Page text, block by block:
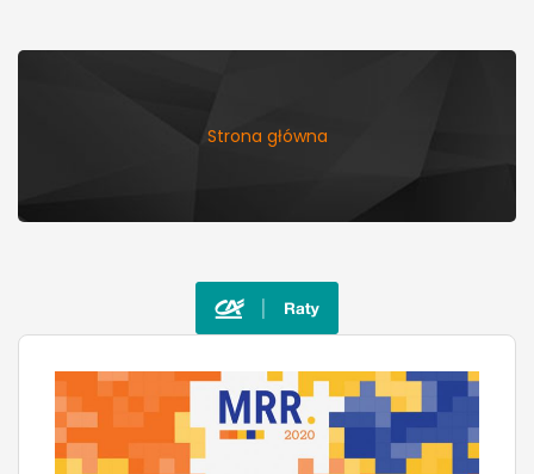
Strona główna